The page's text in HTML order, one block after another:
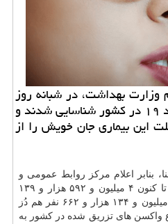
وزارت بهداشت، در شبانه روز
گذشته ۱۱۶۶۴ بیمار کووید ۱۹ در کشور شناسایی شدند و
هم به علت این بیماری جان خویش را از
بنابر اعلام مرکز روابط عمومی و
، تا کنون ۴ میلیون و ۵۹۲ هزار و ۱۳۹
نفر دُز اول واکسن کرونا و دو میلیون و ۱۳۴ هزار و ۶۶۲ نفر هم دُز
واکسن های تزریق شده در کشور به